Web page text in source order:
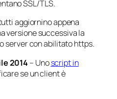
SSL/TLS.
aggiornino appena
versione successiva la
server con abilitato https.
2014 – Unoscript in
se un client è